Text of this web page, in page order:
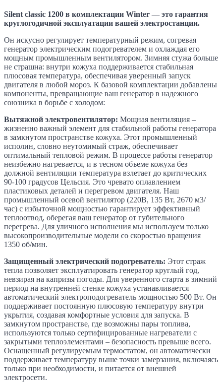
Silent classic 1200 в комплектации Winter — это гарантия
круглогодичной эксплуатации вашей электростанции.
Он искусно регулирует температурный режим, согревая
генератор электрическим подогревателем и охлаждая его
мощным промышленным вентилятором. Зимняя стужа больше
не страшна: внутри кожуха поддерживается стабильная
плюсовая температура, обеспечивая уверенный запуск
двигателя в любой мороз. К базовой комплектации добавлены
компоненты, превращающие ваш генератор в надежного
союзника в борьбе с холодом:
Вытяжной электровентилятор: Мощная вентиляция –
жизненно важный элемент для стабильной работы генератора
в замкнутом пространстве кожуха. Этот промышленный
исполин, словно неутомимый страж, обеспечивает
оптимальный тепловой режим. В процессе работы генератор
неизбежно нагревается, и в тесном объеме кожуха без
должной вентиляции температура взлетает до критических
90-100 градусов Цельсия. Это чревато оплавлением
пластиковых деталей и перегревом двигателя. Наш
промышленный осевой вентилятор (220В, 135 Вт, 2670 м3/
час) с избыточной мощностью гарантирует эффективный
теплоотвод, оберегая ваш генератор от губительного
перегрева. Для уличного исполнения мы используем только
высокопроизводительные модели со скоростью вращения
1350 об/мин.
Защищенный электрический подогреватель: Этот страж
тепла позволяет эксплуатировать генератор круглый год,
невзирая на капризы погоды. Для уверенного старта в зимний
период на внутренней стенке кожуха устанавливается
автоматический электроподогреватель мощностью 500 Вт. Он
поддерживает постоянную плюсовую температуру внутри
укрытия, создавая комфортные условия для запуска. В
замкнутом пространстве, где возможны пары топлива,
используются только сертифицированные нагреватели с
закрытыми теплоэлементами – безопасность превыше всего.
Оснащенный регулируемым термостатом, он автоматически
поддерживает температуру выше точки замерзания, включаясь
только при необходимости, и питается от внешней
электросети.